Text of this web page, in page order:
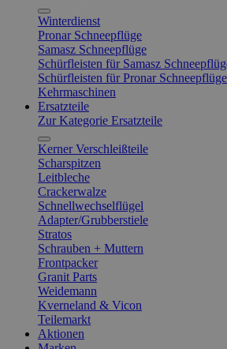
Winterdienst
Pronar Schneepflüge
Samasz Schneepflüge
Schürfleisten für Samasz
Schürfleisten für Pronar Schneepflüge
Kehrmaschinen
Ersatzteile
Zur Kategorie Ersatzteile
Kerner Verschleißteile
Scharspitzen
Leitbleche
Crackerwalze
Schnellwechselflügel
Adapter/Grubberstiele
Stratos
Schrauben + Muttern
Frontpacker
Granit Parts
Weidemann
Kverneland & Vicon
Teilemarkt
Aktionen